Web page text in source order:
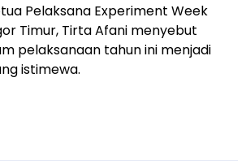
Pelaksana Experiment Week
Timur, Tirta Afani menyebut
pelaksanaan tahun ini menjadi
istimewa.